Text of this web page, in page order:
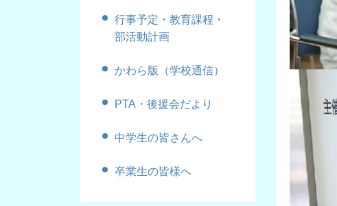
行事予定・教育課程・
部活動計画
かわら版（学校通信）
PTA・後援会だより
中学生の皆さんへ
卒業生の皆様へ